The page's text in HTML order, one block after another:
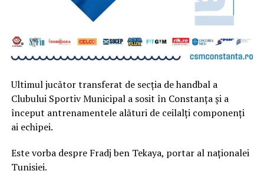
Ultimul jucător transferat de secția de handbal a
Clubului Sportiv Municipal a sosit în Constanța și a
început antrenamentele alături de ceilalți componenți
ai echipei.
Este vorba despre Fradj ben Tekaya, portar al naționalei
Tunisiei.